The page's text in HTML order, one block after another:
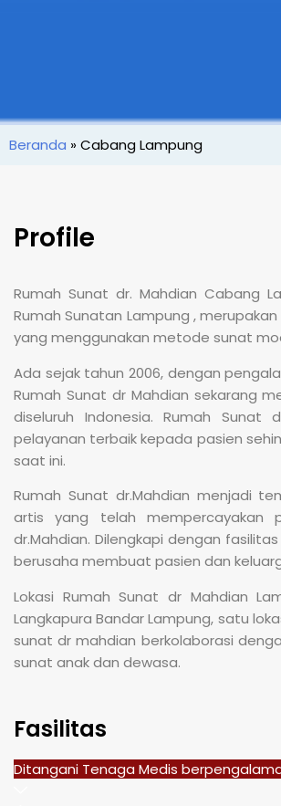
Beranda »Cabang Lampung
Profile
Rumah Sunat dr. Mahdian Cabang
Rumah Sunatan Lampung ,
yang menggunakan metode sunat
Ada sejak tahun 2006, dengan
Rumah Sunat dr Mahdian sekarang
diseluruh Indonesia. Rumah Sunat
pelayanan terbaik kepada pasien
saat ini.
Rumah Sunat dr.Mahdian menjadi
artis yang telah mempercayakan
dr.Mahdian. Dilengkapi dengan
berusaha membuat pasien dan
Lokasi Rumah Sunat dr Mahdian
Langkapura Bandar Lampung, satu
sunat dr mahdian berkolaborasi
sunat anak dan dewasa.
Fasilitas
Ditangani Tenaga Medis